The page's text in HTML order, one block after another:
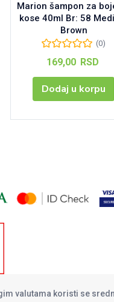
Marion šampon za
kose 40ml Br: 58
Brown
(0)
169,00 RSD
Dodaj u korpu
valutama koristi se